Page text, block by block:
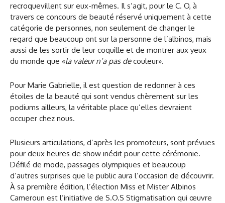
recroquevillent sur eux-mêmes. Il s’agit, pour le C. O, à
travers ce concours de beauté réservé uniquement à cette
catégorie de personnes, non seulement de changer le
regard que beaucoup ont sur la personne de l’albinos, mais
aussi de les sortir de leur coquille et de montrer aux yeux
du monde que «la valeur n’a pas decouleur».
Pour Marie Gabrielle, il est question de redonner à ces
étoiles de la beauté qui sont vendus chèrement sur les
podiums ailleurs, la véritable place qu’elles devraient
occuper chez nous.
Plusieurs articulations, d’après les promoteurs, sont prévues
pour deux heures de show inédit pour cette cérémonie.
Défilé de mode, passages olympiques et beaucoup
d’autres surprises que le public aura l’occasion de découvrir.
À sa première édition, l’élection Miss et Mister Albinos
Cameroun est l’initiative de S.O.S Stigmatisation qui œuvre